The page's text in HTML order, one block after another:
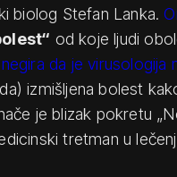
biolog Stefan Lanka.
od koje ljudi
negira da je virusologija
izmišljena bolest
je blizak pokretu
tretman u